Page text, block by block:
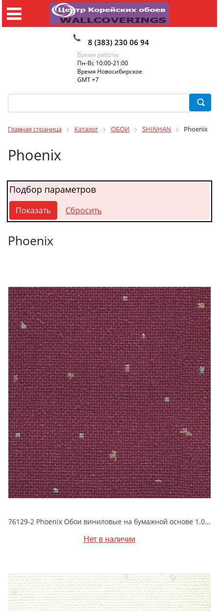
8 (383) 230 06 94
Время работы:
Пн-Вс 10:00-21:00
Время Новосибирское
GMT +7
Главная страница Каталог ОБОИ SHINHAN Phoenix
Phoenix
Подбор параметров
Phoenix
76129-2 Phoenix Обои виниловые на бумажной основе 1.06*15.6
Нет в наличии